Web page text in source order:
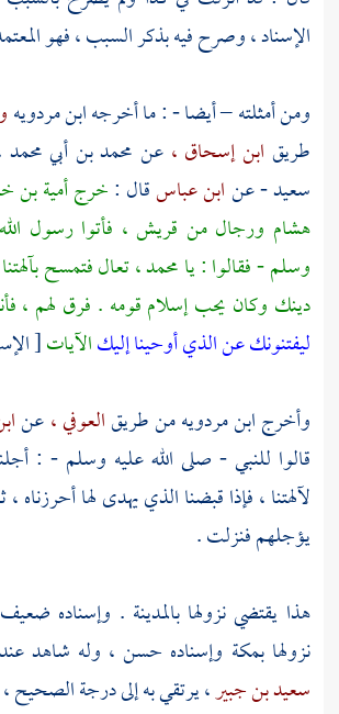
الإسناد ، وصرح فيه بذكر السبب ، فهو
ومن أمثلته – أيضا - : ما أخرجهابن مردويه
طريق ابن إسحاق ، عن محمد بن أبي محمد
سعيد- عنابن عباسقال :خرجأمية
هشام ورجال من قريش ، فأتوا رسول
وسلم - فقالوا : يامحمد، تعال فتمسح
دينك وكان يحب إسلام قومه . فرق لهم ،
ليفتنونك عن الذي أوحينا إليكالآيات[
وأخرجابن مردويهمن طريقالعوفي ،عن
قالوا للنبي - صلى الله عليه وسلم - :
لآلهتنا ، فإذا قبضنا الذي يهدى لها أحرزناه
يؤجلهم فنزلت .
هذا يقتضي نزولهابالمدينة . وإسناده
نزولهابمكة وإسناده حسن ، وله شاهد
سعيد بن جبير، يرتقي به إلى درجة الصحيح